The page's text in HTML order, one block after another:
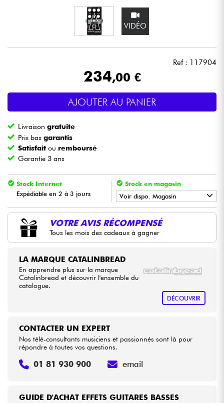
Eclairage
Vents
Eveil Musical
Câbles & Access.
Packs
VIDÉO
Ref : 117904
234,00 €
AJOUTER AU PANIER
Livraisongratuite
Prix basgarantis
Satisfait ou remboursé
Garantie 3 ans
Stock Internet
Expédiable en 2 à 3 jours
Stock en magasin
Voir dispo. Magasin
• Star'SMusicLYON
• S Music
VOTRE AVIS RÉCOMPENSÉ
Tous les mois des cadeaux à gagner
LA MARQUE CATALINBREAD
En apprendre plus sur la marque
Catalinbread et découvrir l'ensemble du
catalogue.
DÉCOUVRIR
GUIDE D'ACHAT EFFETS GUITARES BASSES
CONTACTER UN EXPERT
Nos télé-consultants musiciens et passionnés sont là pour
répondre à toutes vos questions.
01 81 930 900 email